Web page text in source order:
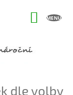
dle volby